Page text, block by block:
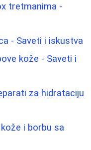
tretmanima -
- Saveti i iskustva
kože - Saveti i
za hidrataciju
i borbu sa